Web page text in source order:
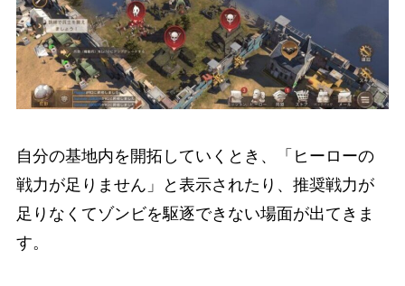
自分の基地内を開拓していくとき、「ヒーローの
戦力が足りません」と表示されたり、推奨戦力が
足りなくてゾンビを駆逐できない場面が出てきま
す。